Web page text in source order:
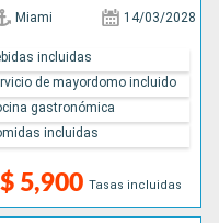
Miami 14/03/2028
5,900 Tasas incluidas
incluidas
de mayordomo incluido
gastronómica
incluidas